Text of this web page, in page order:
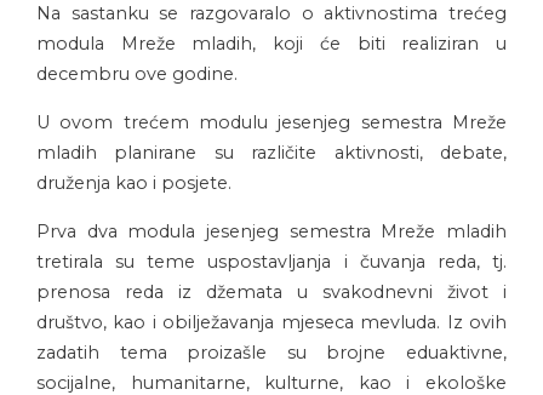
Na sastanku se razgovaralo o aktivnostima trećeg
modula Mreže mladih, koji će biti realiziran u
decembru ove godine.
U ovom trećem modulu jesenjeg semestra Mreže
mladih planirane su različite aktivnosti, debate,
druženja kao i posjete.
Prva dva modula jesenjeg semestra Mreže mladih
tretirala su teme uspostavljanja i čuvanja reda, tj.
prenosa reda iz džemata u svakodnevni život i
društvo, kao i obilježavanja mjeseca mevluda. Iz ovih
zadatih tema proizašle su brojne eduaktivne,
socijalne, humanitarne, kulturne, kao i ekološke